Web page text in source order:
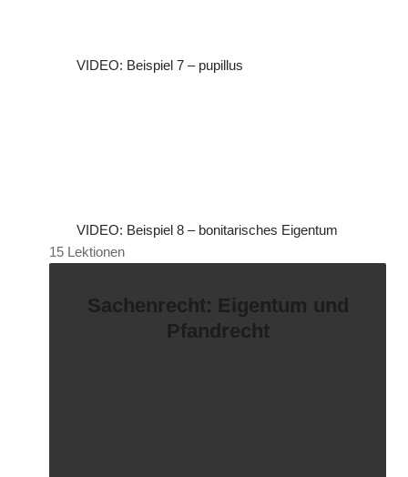
VIDEO: Beispiel 7 – pupillus
VIDEO: Beispiel 8 – bonitarisches Eigentum
15 Lektionen
Sachenrecht: Eigentum und
Pfandrecht